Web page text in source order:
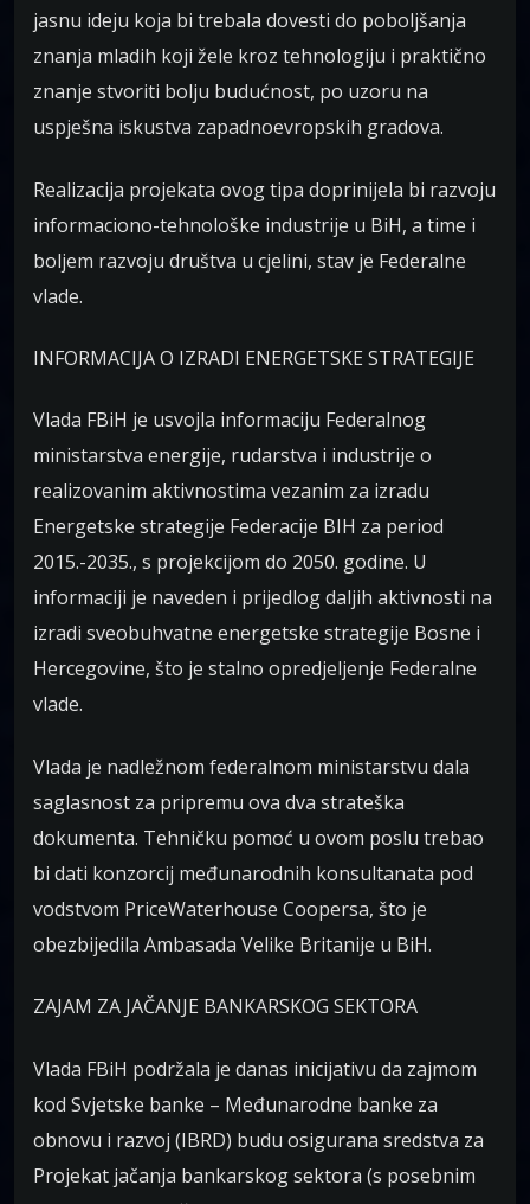
jasnu ideju koja bi trebala dovesti do poboljšanja
znanja mladih koji žele kroz tehnologiju i praktično
znanje stvoriti bolju budućnost, po uzoru na
uspješna iskustva zapadnoevropskih gradova.
Realizacija projekata ovog tipa doprinijela bi razvoju
informaciono-tehnološke industrije u BiH, a time i
boljem razvoju društva u cjelini, stav je Federalne
vlade.
INFORMACIJA O IZRADI ENERGETSKE STRATEGIJE
Vlada FBiH je usvojla informaciju Federalnog
ministarstva energije, rudarstva i industrije o
realizovanim aktivnostima vezanim za izradu
Energetske strategije Federacije BIH za period
2015.-2035., s projekcijom do 2050. godine. U
informaciji je naveden i prijedlog daljih aktivnosti na
izradi sveobuhvatne energetske strategije Bosne i
Hercegovine, što je stalno opredjeljenje Federalne
vlade.
Vlada je nadležnom federalnom ministarstvu dala
saglasnost za pripremu ova dva strateška
dokumenta. Tehničku pomoć u ovom poslu trebao
bi dati konzorcij međunarodnih konsultanata pod
vodstvom PriceWaterhouse Coopersa, što je
obezbijedila Ambasada Velike Britanije u BiH.
ZAJAM ZA JAČANJE BANKARSKOG SEKTORA
Vlada FBiH podržala je danas inicijativu da zajmom
kod Svjetske banke – Međunarodne banke za
obnovu i razvoj (IBRD) budu osigurana sredstva za
Projekat jačanja bankarskog sektora (s posebnim